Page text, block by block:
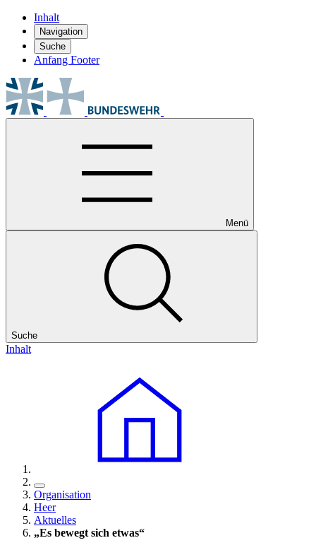
Inhalt
Navigation
Suche
Anfang Footer
Menü
Suche
Inhalt
Organisation
Heer
Aktuelles
„Es bewegt sich etwas“